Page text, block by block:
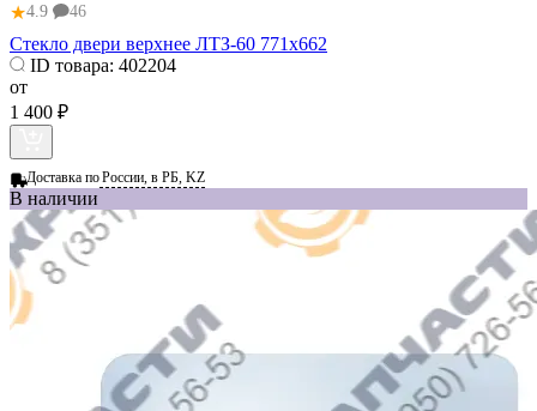
★4.9 46
Стекло двери верхнее ЛТЗ-60 771х662
ID товара: 402204
от
1 400 ₽
Доставка поРоссии, в РБ, KZ
В наличии